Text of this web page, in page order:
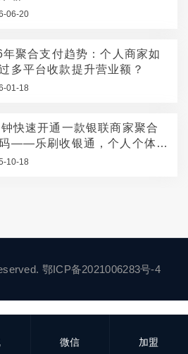
06-20
聚合支付趋势：个人商家如
多平台收款提升营业额？
01-18
快速开通一款银联商家聚合
——乐刷收银通，个人个体户
能用！
10-18
鄂ICP备2021006283号-4
微信 加盟